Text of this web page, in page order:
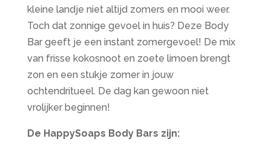
kleine landje niet altijd zomers en mooi weer.
Toch dat zonnige gevoel in huis? Deze Body
Bar geeft je een instant zomergevoel! De mix
van frisse kokosnoot en zoete limoen brengt
zon en een stukje zomer in jouw
ochtendritueel. De dag kan gewoon niet
vrolijker beginnen!
De HappySoaps Body Bars zijn: